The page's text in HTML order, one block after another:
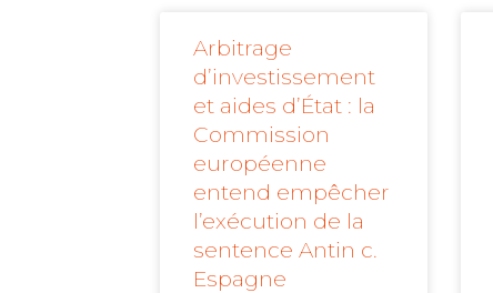
Arbitrage
d’investissement
et aides d’État : la
Commission
européenne
entend empêcher
l’exécution de la
sentence Antin c.
Espagne